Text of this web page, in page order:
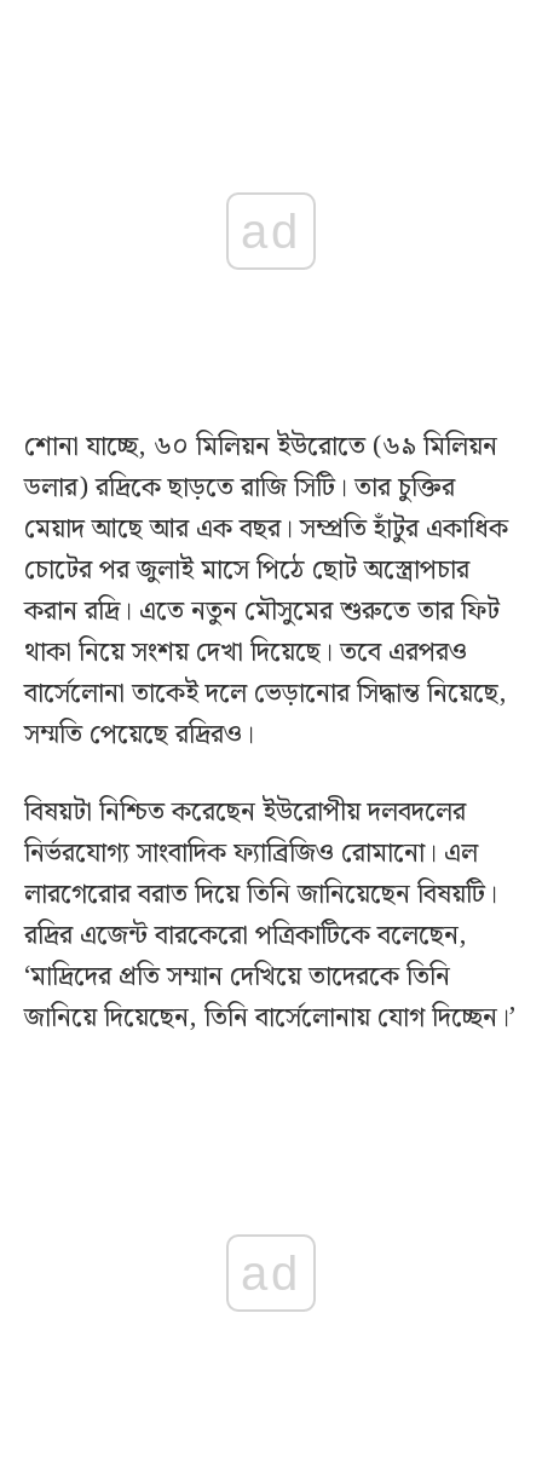
ad
শোনা যাচ্ছে, ৬০ মিলিয়ন ইউরোতে (৬৯ মিলিয়ন
ডলার) রদ্রিকে ছাড়তে রাজি সিটি। তার চুক্তির
মেয়াদ আছে আর এক বছর। সম্প্রতি হাঁটুর একাধিক
চোটের পর জুলাই মাসে পিঠে ছোট অস্ত্রোপচার
করান রদ্রি। এতে নতুন মৌসুমের শুরুতে তার ফিট
থাকা নিয়ে সংশয় দেখা দিয়েছে। তবে এরপরও
বার্সেলোনা তাকেই দলে ভেড়ানোর সিদ্ধান্ত নিয়েছে,
সম্মতি পেয়েছে রদ্রিরও।
বিষয়টা নিশ্চিত করেছেন ইউরোপীয় দলবদলের
নির্ভরযোগ্য সাংবাদিক ফ্যাব্রিজিও রোমানো। এল
লারগেরোর বরাত দিয়ে তিনি জানিয়েছেন বিষয়টি।
রদ্রির এজেন্ট বারকেরো পত্রিকাটিকে বলেছেন,
‘মাদ্রিদের প্রতি সম্মান দেখিয়ে তাদেরকে তিনি
জানিয়ে দিয়েছেন, তিনি বার্সেলোনায় যোগ দিচ্ছেন।’
ad